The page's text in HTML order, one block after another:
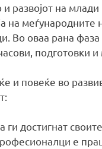
развојот на
на меѓународните
Во оваа рана фаза
подготовки
и повеќе во
достигнат
е